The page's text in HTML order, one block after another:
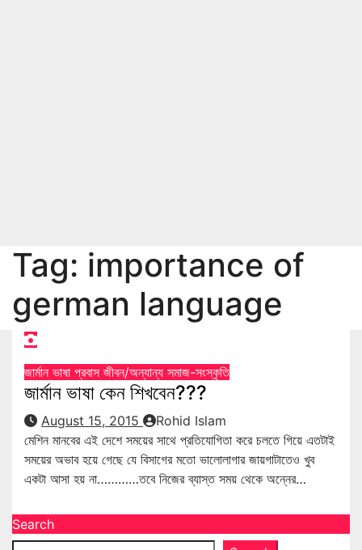
Tag: importance of
german language
জার্মান ভাষা প্রবাস জীবন/অন্যান্য সমাজ-সংস্কৃতি
জার্মান ভাষা কেন শিখবেন???
August 15, 2015
Rohid Islam
মেশিন মানবের এই দেশে সময়ের সাথে প্রতিযোগিতা করে চলতে গিয়ে এতটাই
সময়ের অভাব হয়ে গেছে যে বিসাগের মতো ভালোলাগার জায়গাটাতেও খুব
একটা আসা হয় না…………তবে নিজের ব্যাস্ত সময় থেকে অন্নের…
Search